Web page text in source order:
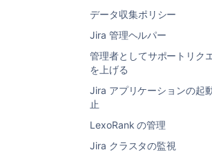
データ収集ポリシー
Jira 管理ヘルパー
管理者としてサポートリク
を上げる
Jira アプリケーションの起
止
LexoRank の管理
Jira クラスタの監視
999thPercentile
計測時間
の値。
呼び出し
DurationUnit
値、平均
entity.customfields.total
entity.filters.total
entity.groups.total
entity.issues.total